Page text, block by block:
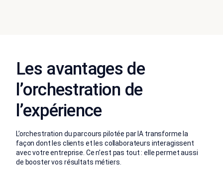
Les avantages de
l’orchestration de
l’expérience
L’orchestration du parcours pilotée par IA transforme la
façon dont les clients et les collaborateurs interagissent
avec votre entreprise. Ce n’est pas tout : elle permet aussi
de booster vos résultats métiers.